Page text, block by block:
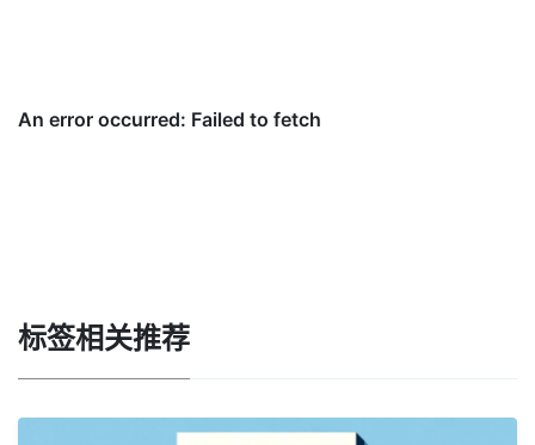
标签相关推荐